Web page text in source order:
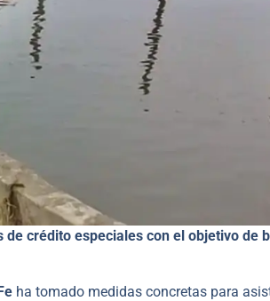
crédito especiales con el objetivo de
ha tomado medidas concretas para